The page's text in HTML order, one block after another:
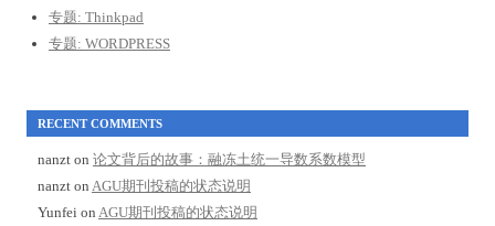
专题: Thinkpad
专题: WORDPRESS
RECENT COMMENTS
nanzt on 论文背后的故事：融冻土统一导数系数模型
nanzt on AGU期刊投稿的状态说明
Yunfei on AGU期刊投稿的状态说明